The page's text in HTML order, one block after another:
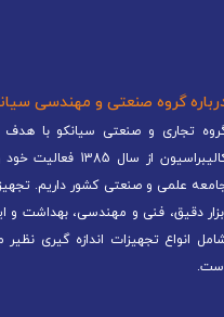
گروه صنعتی و مهندسی
تجاری و صنعتی سیانکو با هدف
کالیبراسیون
علمی و صنعتی کشور داریم.
دقیق، فنی و مهندسی، بهداشت و
انواع تجهیزات اندازه گیری نظیر